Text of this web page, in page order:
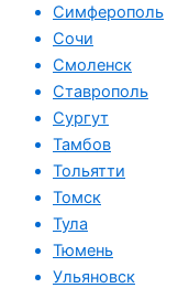
Симферополь
Сочи
Смоленск
Ставрополь
Сургут
Тамбов
Тольятти
Томск
Тула
Тюмень
Ульяновск